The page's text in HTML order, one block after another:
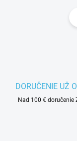
DORUČENIE UŽ
Nad 100 € doručenie